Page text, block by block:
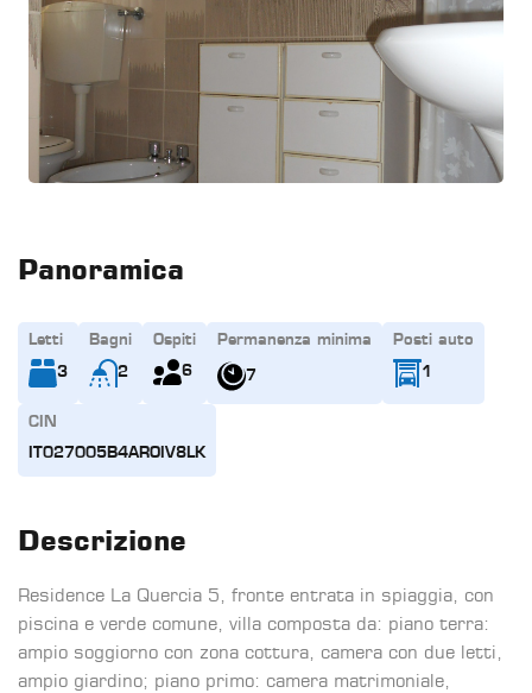
Panoramica
Letti
3
Bagni
2
Ospiti
6
Permanenza minima
7
Posti auto
1
CIN
IT027005B4AROIV8LK
Descrizione
Residence La Quercia 5, fronte entrata in spiaggia, con
piscina e verde comune, villa composta da: piano terra:
ampio soggiorno con zona cottura, camera con due letti,
ampio giardino; piano primo: camera matrimoniale,